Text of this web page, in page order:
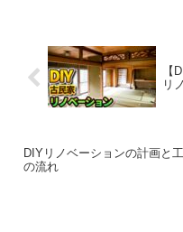
【
リ
DIYリノベーションの計画と
の流れ